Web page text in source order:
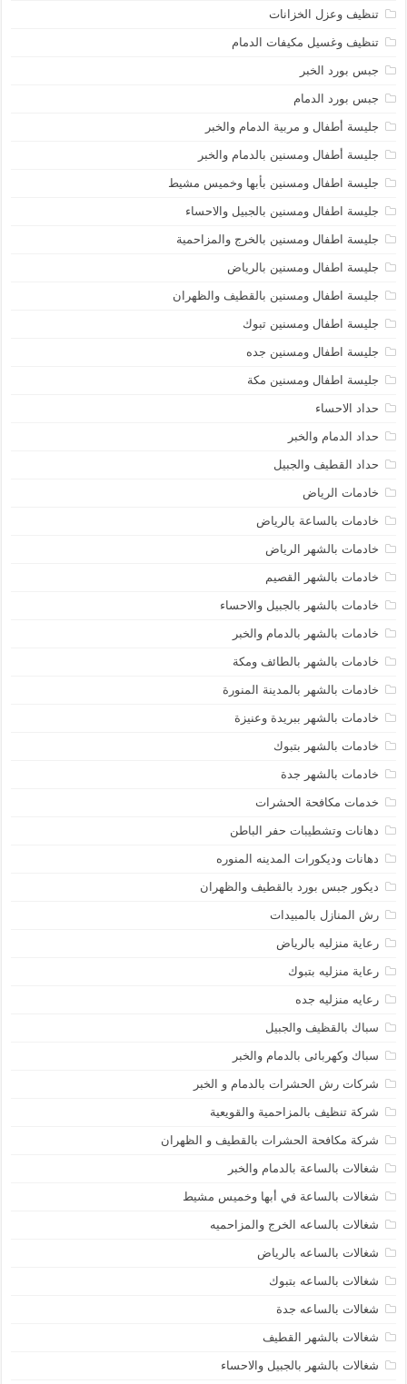
تنظيف وعزل الخزانات
تنظيف وغسيل مكيفات الدمام
جبس بورد الخبر
جبس بورد الدمام
جليسة أطفال و مربية الدمام والخبر
جليسة أطفال ومسنين بالدمام والخبر
جليسة اطفال ومسنين بأبها وخميس مشيط
جليسة اطفال ومسنين بالجبيل والاحساء
جليسة اطفال ومسنين بالخرج والمزاحمية
جليسة اطفال ومسنين بالرياض
جليسة اطفال ومسنين بالقطيف والظهران
جليسة اطفال ومسنين تبوك
جليسة اطفال ومسنين جده
جليسة اطفال ومسنين مكة
حداد الاحساء
حداد الدمام والخبر
حداد القطيف والجبيل
خادمات الرياض
خادمات بالساعة بالرياض
خادمات بالشهر الرياض
خادمات بالشهر القصيم
خادمات بالشهر بالجبيل والاحساء
خادمات بالشهر بالدمام والخبر
خادمات بالشهر بالطائف ومكة
خادمات بالشهر بالمدينة المنورة
خادمات بالشهر ببريدة وعنيزة
خادمات بالشهر بتبوك
خادمات بالشهر جدة
خدمات مكافحة الحشرات
دهانات وتشطيبات حفر الباطن
دهانات وديكورات المدينه المنوره
ديكور جبس بورد بالقطيف والظهران
رش المنازل بالمبيدات
رعاية منزليه بالرياض
رعاية منزليه بتبوك
رعايه منزليه جده
سباك بالقظيف والجبيل
سباك وكهربائى بالدمام والخبر
شركات رش الحشرات بالدمام و الخبر
شركة تنظيف بالمزاحمية والقويعية
شركة مكافحة الحشرات بالقطيف و الظهران
شغالات بالساعة بالدمام والخبر
شغالات بالساعة في أبها وخميس مشيط
شغالات بالساعه الخرج والمزاحميه
شغالات بالساعه بالرياض
شغالات بالساعه بتبوك
شغالات بالساعه جدة
شغالات بالشهر القطيف
شغالات بالشهر بالجبيل والاحساء